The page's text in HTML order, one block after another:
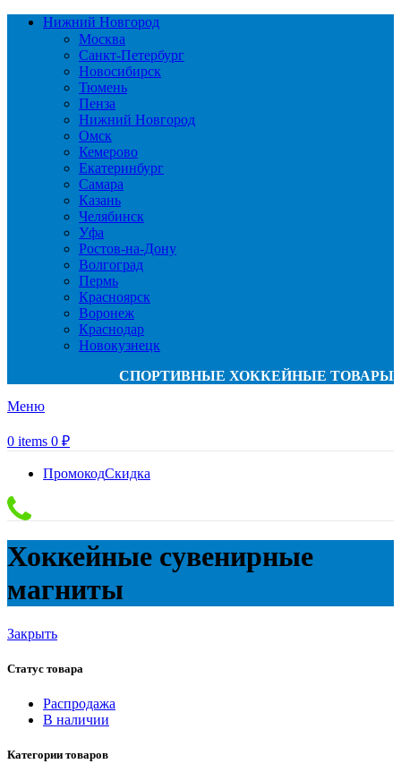
Нижний Новгород
Москва
Санкт-Петербург
Новосибирск
Тюмень
Пенза
Нижний Новгород
Омск
Кемерово
Екатеринбург
Самара
Казань
Челябинск
Уфа
Ростов-на-Дону
Волгоград
Пермь
Красноярск
Воронеж
Краснодар
Новокузнецк
СПОРТИВНЫЕ ХОККЕЙНЫЕ ТОВАРЫ
Меню
0 items 0 ₽
ПромокодСкидка
Хоккейные сувенирные
магниты
Закрыть
Статус товара
Распродажа
В наличии
Категории товаров